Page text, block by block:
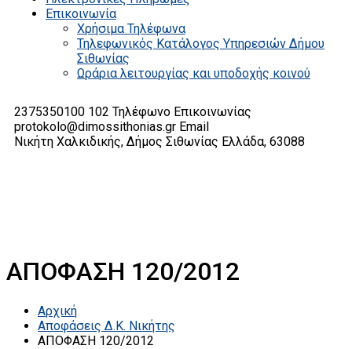
Επικοινωνία
Χρήσιμα Τηλέφωνα
Τηλεφωνικός Κατάλογος Υπηρεσιών Δήμου
Σιθωνίας
Ωράρια λειτουργίας και υποδοχής κοινού
2375350100 102 Τηλέφωνο Επικοινωνίας
protokolo@dimossithonias.gr Email
Νικήτη Χαλκιδικής, Δήμος Σιθωνίας Ελλάδα, 63088
ΑΠΟΦΑΣΗ 120/2012
Αρχική
Αποφάσεις Δ.Κ. Νικήτης
ΑΠΟΦΑΣΗ 120/2012